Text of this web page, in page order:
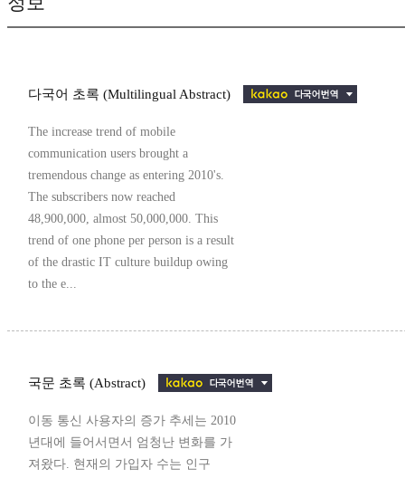
다국어 초록 (Multilingual Abstract)
The increase trend of mobile
communication users brought a
tremendous change as entering 2010's.
The subscribers now reached
48,900,000, almost 50,000,000. This
trend of one phone per person is a result
of the drastic IT culture buildup owing
to the e...
국문 초록 (Abstract)
이동 통신 사용자의 증가 추세는 2010
년대에 들어서면서 엄청난 변화를 가
져왔다. 현재의 가입자 수는 인구